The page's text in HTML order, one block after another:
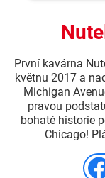
První kavárna
květnu 2017 a
Michigan
pravou
bohaté historie
Chicago!